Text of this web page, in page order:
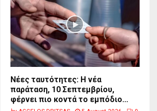
Νέες ταυτότητες: Η νέα
παράταση, 10 Σεπτεμβρίου,
φέρνει πιο κοντά το εμπόδιο...